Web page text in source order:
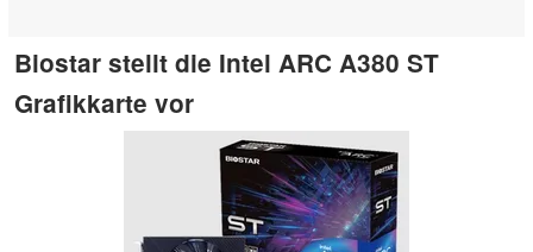
Biostar stellt die Intel ARC A380 ST
Grafikkarte vor